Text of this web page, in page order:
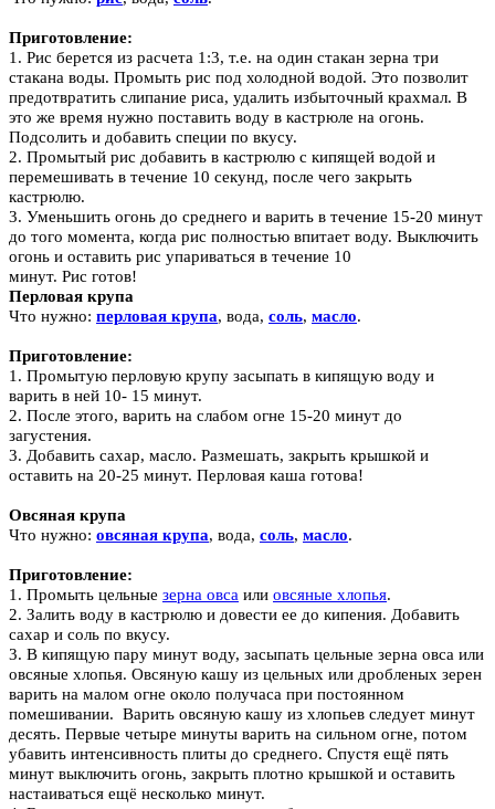
Приготовление:
1. Рис берется из расчета 1:3, т.е. на один стакан зерна три
стакана воды. Промыть рис под холодной водой. Это позволит
предотвратить слипание риса, удалить избыточный крахмал. В
это же время нужно поставить воду в кастрюле на огонь.
Подсолить и добавить специи по вкусу.
2. Промытый рис добавить в кастрюлю с кипящей водой и
перемешивать в течение 10 секунд, после чего закрыть
кастрюлю.
3. Уменьшить огонь до среднего и варить в течение 15-20 минут
до того момента, когда рис полностью впитает воду. Выключить
огонь и оставить рис упариваться в течение 10
минут. Рис готов!
Перловая крупа
Что нужно: перловая крупа, вода, соль, масло.
Приготовление:
1. Промытую перловую крупу засыпать в кипящую воду и
варить в ней 10- 15 минут.
2. После этого, варить на слабом огне 15-20 минут до
загустения.
3. Добавить сахар, масло. Размешать, закрыть крышкой и
оставить на 20-25 минут. Перловая каша готова!
Овсяная крупа
Что нужно: овсяная крупа, вода, соль, масло.
Приготовление:
1. Промыть цельные зерна овса или овсяные хлопья.
2. Залить воду в кастрюлю и довести ее до кипения. Добавить
сахар и соль по вкусу.
3. В кипящую пару минут воду, засыпать цельные зерна овса или
овсяные хлопья. Овсяную кашу из цельных или дробленых зерен
варить на малом огне около получаса при постоянном
помешивании. Варить овсяную кашу из хлопьев следует минут
десять. Первые четыре минуты варить на сильном огне, потом
убавить интенсивность плиты до среднего. Спустя ещё пять
минут выключить огонь, закрыть плотно крышкой и оставить
настаиваться ещё несколько минут.